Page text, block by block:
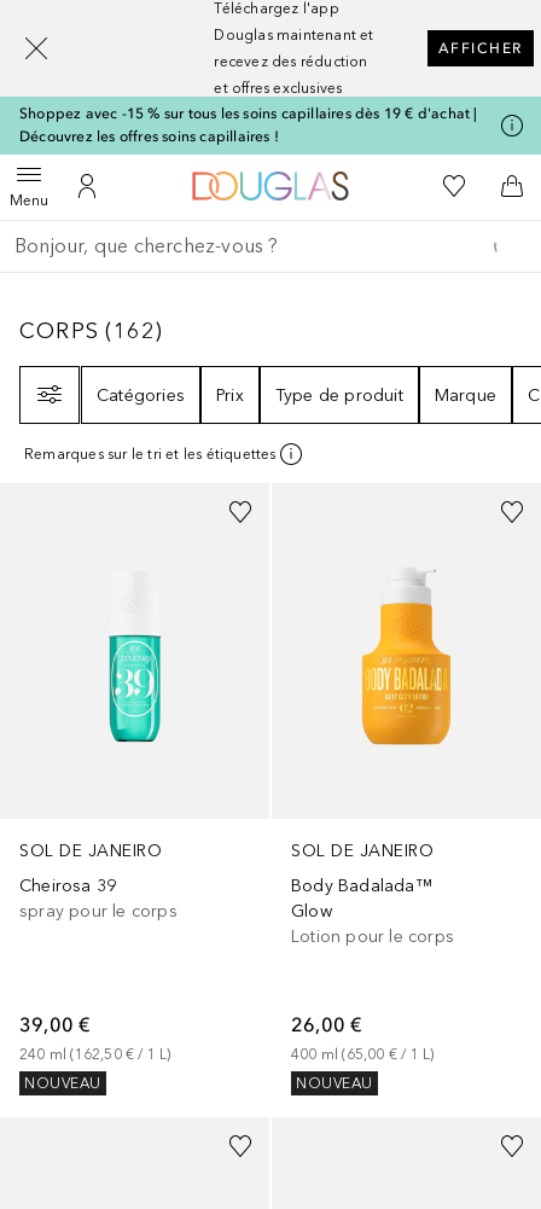
Téléchargez l'app
Douglas maintenant et
recevez des réduction
et offres exclusives
AFFICHER
Shoppez avec -15 % sur tous les soins capillaires dès 19 € d'achat |
Découvrez les offres soins capillaires !
MenuOuvrir le menuVers Mon Compte
Vers l'accueil Nocibé
Vers Ma
Retourner
Effectuer la recherche
CORPS 162
CORPS (162)
Catégories
Prix Type de produit Marque
Remarques sur le tri et les étiquettes
SOL DE JANEIRO
Cheirosa 39
spray pour le corps
39,00 €
240 ml (162,50 € / 1 L)
NOUVEAU
SOL DE JANEIRO
Body Badalada™
Glow
Lotion pour le corps
26,00 €
400 ml (65,00 € / 1 L)
NOUVEAU
[navigation.slideout.screenreader]